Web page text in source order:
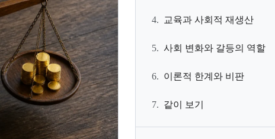
4. 교육과 사회적 재생산
5. 사회 변화와 갈등의 역할
6. 이론적 한계와 비판
7. 같이 보기